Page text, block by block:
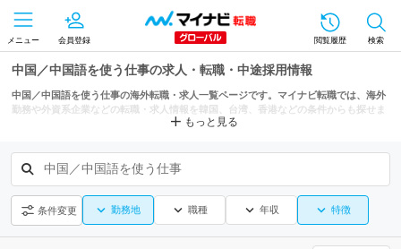
メニュー 会員登録 閲覧履歴 検索
中国／中国語を使う仕事の求人・転職・中途採用情報
中国／中国語を使う仕事の海外転職・求人一覧ページです。マイナビ転職では、海外
勤務や外資系企業などの転職・求人情報を韓国、台湾、香港などの条件からも探せま
もっと見る
中国／中国語を使う仕事
条件変更 勤務地 職種 年収 特徴